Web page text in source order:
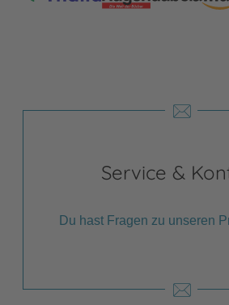
Service &
Du hast Fragen zu unseren